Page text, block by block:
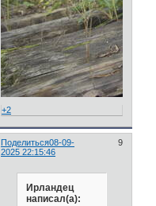
+2
Поделиться 9
08-09-
2025 22:15:46
Ирландец
написал(а):